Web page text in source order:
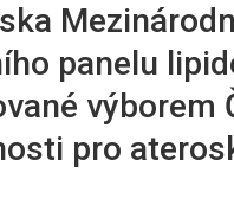
panelu
výborem
pro